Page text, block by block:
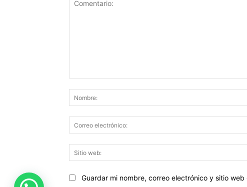
Guardar mi nombre, correo electrónico y sitio